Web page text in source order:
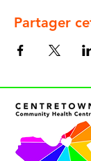
Partager